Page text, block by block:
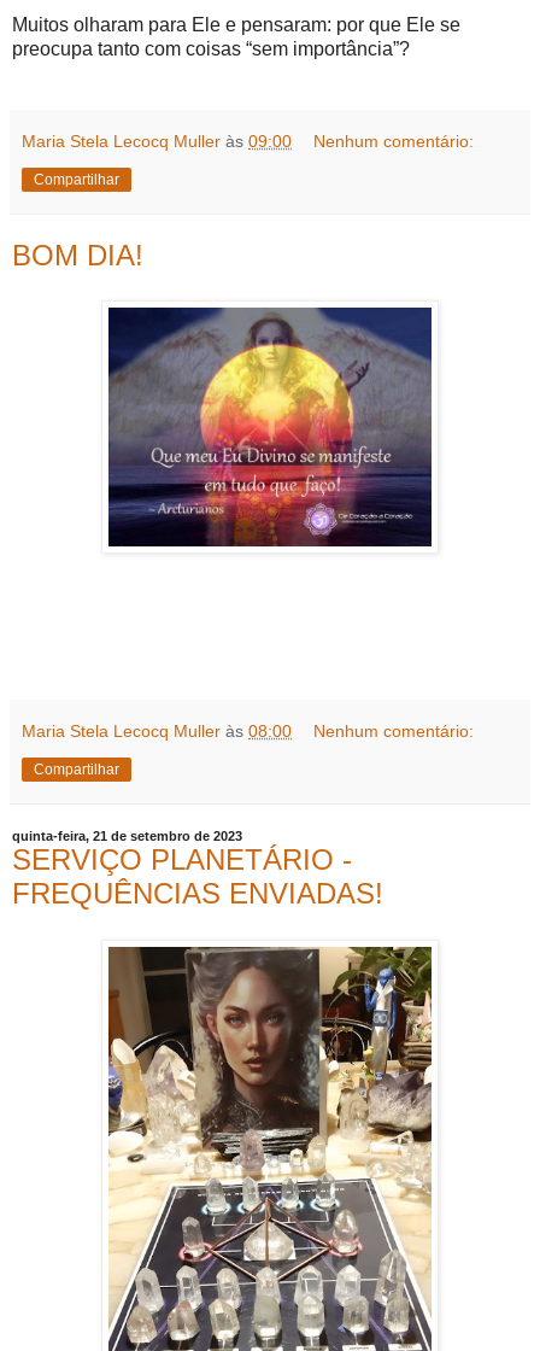
Muitos olharam para Ele e pensaram: por que Ele se
preocupa tanto com coisas “sem importância”?
Maria Stela Lecocq Muller às 09:00 Nenhum comentário:
Compartilhar
BOM DIA!
Maria Stela Lecocq Muller às 08:00 Nenhum comentário:
Compartilhar
quinta-feira, 21 de setembro de 2023
SERVIÇO PLANETÁRIO -
FREQUÊNCIAS ENVIADAS!